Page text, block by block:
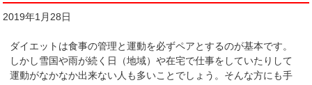
2019年1月28日
ダイエットは食事の管理と運動を必ずペアとするのが基本です。
しかし雪国や雨が続く日（地域）や在宅で仕事をしていたりして
運動がなかなか出来ない人も多いことでしょう。そんな方にも手